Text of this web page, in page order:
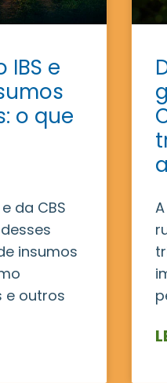
e
o que
da CBS
insumos
e outros